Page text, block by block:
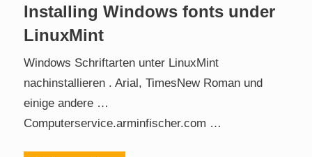
Installing Windows fonts under
LinuxMint
Windows Schriftarten unter LinuxMint
nachinstallieren . Arial, TimesNew Roman und
einige andere …
Computerservice.arminfischer.com …